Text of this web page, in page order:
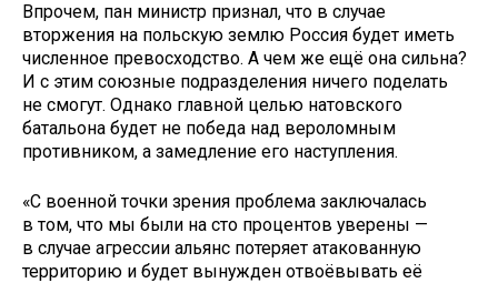
Впрочем, пан министр признал, что в случае
вторжения на польскую землю Россия будет иметь
численное превосходство. А чем же ещё она сильна?
И с этим союзные подразделения ничего поделать
не смогут. Однако главной целью натовского
батальона будет не победа над вероломным
противником, а замедление его наступления.
«С военной точки зрения проблема заключалась
в том, что мы были на сто процентов уверены —
в случае агрессии альянс потеряет атакованную
территорию и будет вынужден отвоёвывать её